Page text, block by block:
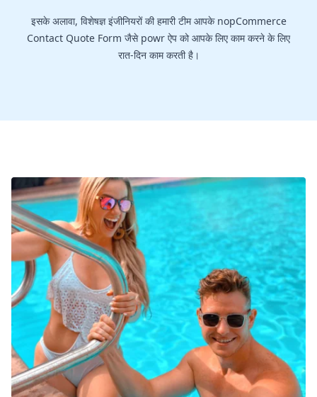
इसके अलावा, विशेषज्ञ इंजीनियरों की हमारी टीम आपके nopCommerce
Contact Quote Form जैसे powr ऐप को आपके लिए काम करने के लिए
रात-दिन काम करती है।